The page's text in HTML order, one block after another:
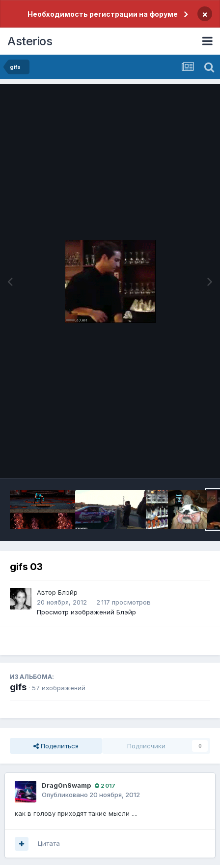
Необходимость регистрации на форуме ×
Asterios
gifs
gifs 03
Автор Блэйp
20 ноября, 2012
2 117 просмотров
Просмотр изображений Блэйp
ИЗ АЛЬБОМА:
gifs · 57 изображений
Поделиться Подписчики 0
Drag0nSwamp 2 017
Опубликовано 20 ноября, 2012
как в голову приходят такие мысли ....
Цитата